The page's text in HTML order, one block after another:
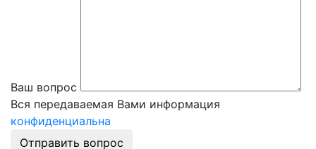
Ваш вопрос
Вся передаваемая Вами информация
конфиденциальна
Отправить вопрос